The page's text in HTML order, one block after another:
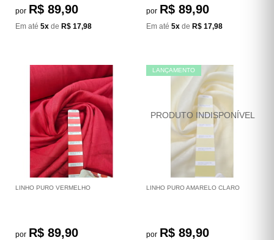
por R$ 89,90
Em até 5x de R$ 17,98
por R$ 89,90
Em até 5x de R$ 17,98
LINHO PURO VERMELHO
por R$ 89,90
LANÇAMENTO
LINHO PURO AMARELO CLARO
por R$ 89,90